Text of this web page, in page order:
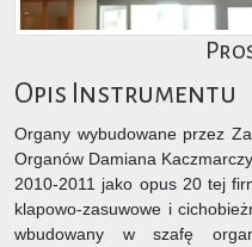
Opis Instrumentu
Organy wybudowane przez
Organów Damiana
2010-2011 jako opus 20 tej
klapowo-zasuwowe i
wbudowany w szafę